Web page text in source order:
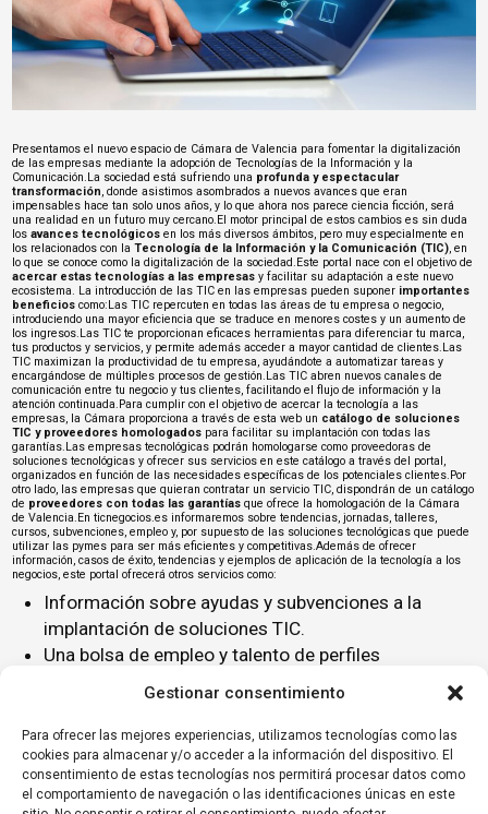
Gestionar consentimiento
Para ofrecer las mejores experiencias, utilizamos tecnologías como las
cookies para almacenar y/o acceder a la información del dispositivo. El
consentimiento de estas tecnologías nos permitirá procesar datos como
el comportamiento de navegación o las identificaciones únicas en este
Presentamos el nuevo espacio de Cámara de Valencia para fomentar la digitalización
de las empresas mediante la adopción de Tecnologías de la Información y la
Comunicación.La sociedad está sufriendo una profunda y espectacular
transformación, donde asistimos asombrados a nuevos avances que eran
impensables hace tan solo unos años, y lo que ahora nos parece ciencia ficción, será
una realidad en un futuro muy cercano.El motor principal de estos cambios es sin duda
losavances tecnológicos en los más diversos ámbitos, pero muy especialmente en
los relacionados con laTecnología de la Información y la Comunicación (TIC), en
lo que se conoce como la digitalización de la sociedad.Este portal nace con el objetivo de
acercar estas tecnologías a las empresas y facilitar su adaptación a este nuevo
ecosistema. La introducción de las TIC en las empresas pueden suponer importantes
beneficios como:Las TIC repercuten en todas las áreas de tu empresa o negocio,
introduciendo una mayor eficiencia que se traduce en menores costes y un aumento de
los ingresos.Las TIC te proporcionan eficaces herramientas para diferenciar tu marca,
tus productos y servicios, y permite además acceder a mayor cantidad de clientes.Las
TIC maximizan la productividad de tu empresa, ayudándote a automatizar tareas y
encargándose de múltiples procesos de gestión.Las TIC abren nuevos canales de
comunicación entre tu negocio y tus clientes, facilitando el flujo de información y la
atención continuada.Para cumplir con el objetivo de acercar la tecnología a las
empresas, la Cámara proporciona a través de esta web un catálogo de soluciones
TIC y proveedores homologados para facilitar su implantación con todas las
garantías.Las empresas tecnológicas podrán homologarse como proveedoras de
soluciones tecnológicas y ofrecer sus servicios en este catálogo a través del portal,
organizados en función de las necesidades específicas de los potenciales clientes.Por
otro lado, las empresas que quieran contratar un servicio TIC, dispondrán de un catálogo
de proveedores con todas las garantías que ofrece la homologación de la Cámara
de Valencia.Enticnegocios.es informaremos sobre tendencias, jornadas, talleres,
cursos, subvenciones, empleo y, por supuesto de las soluciones tecnológicas que puede
utilizar las pymes para ser más eficientes y competitivas.Además de ofrecer
información, casos de éxito,tendencias y ejemplos de aplicación de la tecnología a los
negocios, este portal ofrecerá otros servicios como:
Información sobre ayudas y subvenciones a la
implantación de soluciones TIC.
Una bolsa de empleo y talento de perfiles
relacionados
con la tecnología.
Cursos y formaciónespecífica.
Si quieres estar informado de todas las novedades de este nuevo espacio,no te